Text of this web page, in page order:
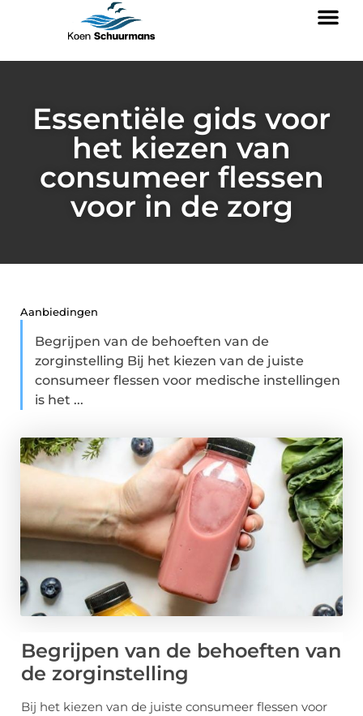
Essentiële gids voor
het kiezen van
consumeer flessen
voor in de zorg
Aanbiedingen
Begrijpen van de behoeften van de
zorginstelling Bij het kiezen van de juiste
consumeer flessen voor medische instellingen
is het ...
Begrijpen van de behoeften van
de zorginstelling
Bij het kiezen van de juiste consumeer flessen voor